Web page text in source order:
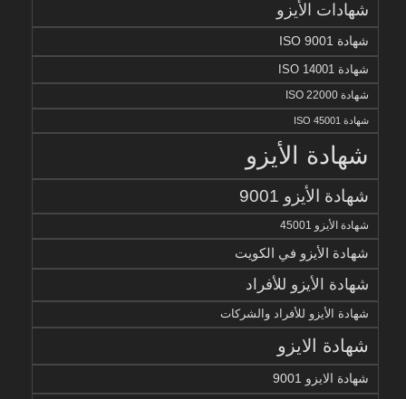
شهادات الأيزو
شهادة ISO 9001
شهادة ISO 14001
شهادة ISO 22000
شهادة ISO 45001
شهادة الأيزو
شهادة الأيزو 9001
شهادة الأيزو 45001
شهادة الأيزو في الكويت
شهادة الأيزو للأفراد
شهادة الأيزو للأفراد والشركات
شهادة الايزو
شهادة الايزو 9001